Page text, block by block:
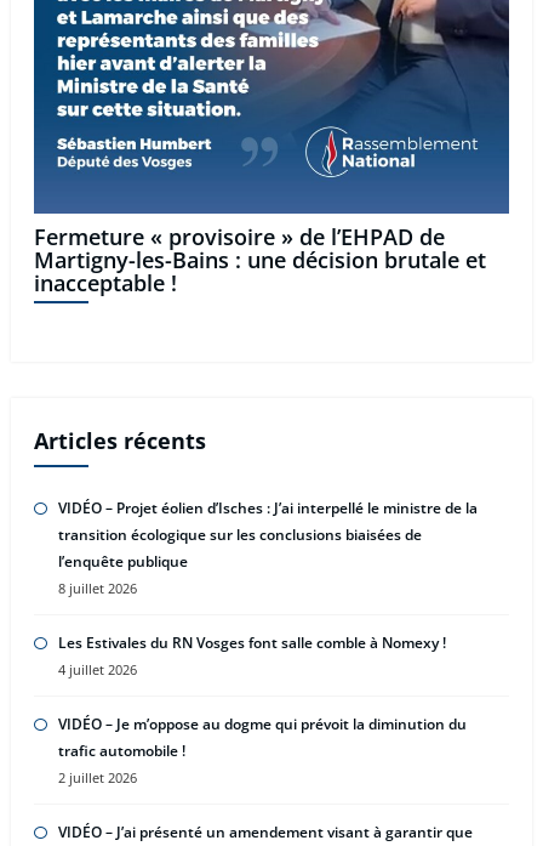
Fermeture « provisoire » de l’EHPAD de
Martigny-les-Bains : une décision brutale et
inacceptable !
Articles récents
VIDÉO – Projet éolien d’Isches : J’ai interpellé le ministre de la
transition écologique sur les conclusions biaisées de
l’enquête publique
8 juillet 2026
Les Estivales du RN Vosges font salle comble à Nomexy !
4 juillet 2026
VIDÉO – Je m’oppose au dogme qui prévoit la diminution du
trafic automobile !
2 juillet 2026
VIDÉO – J’ai présenté un amendement visant à garantir que